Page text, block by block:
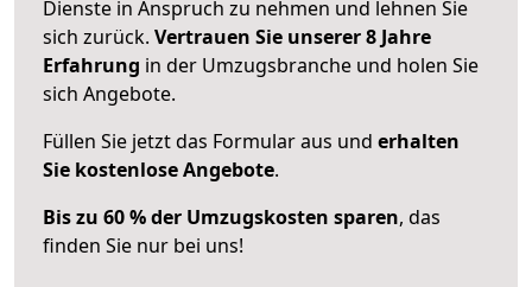
Dienste in Anspruch zu nehmen und lehnen Sie
sich zurück. Vertrauen Sie unserer 8 Jahre
Erfahrung in der Umzugsbranche und holen Sie
sich Angebote.
Füllen Sie jetzt das Formular aus und erhalten
Sie kostenlose Angebote.
Bis zu 60 % der Umzugskosten sparen, das
finden Sie nur bei uns!